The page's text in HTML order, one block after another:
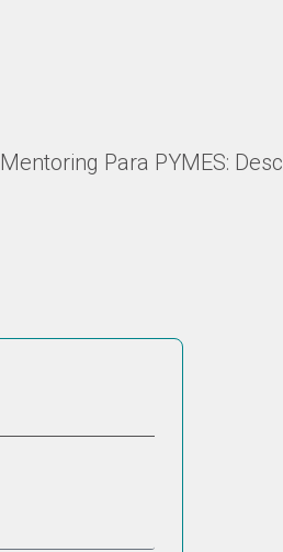
Mentoring Para PYMES: